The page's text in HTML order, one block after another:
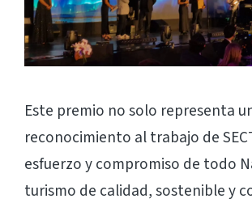
Este premio no solo representa
reconocimiento al trabajo de
esfuerzo y compromiso de todo
turismo de calidad, sostenible y